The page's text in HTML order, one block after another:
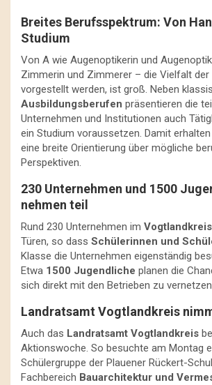
Breites Berufsspektrum: Von
Studium
Von A wie Augenoptikerin und
Zimmerin und Zimmerer – die Vielfalt der
vorgestellt werden, ist groß. Neben
Ausbildungsberufen präsentieren die
Unternehmen und Institutionen auch
ein Studium voraussetzen. Damit
eine breite Orientierung über mögliche
Perspektiven.
230 Unternehmen und 1500
nehmen teil
Rund 230 Unternehmen im Vogtlandkreis
Türen, so dass Schülerinnen und
Klasse die Unternehmen eigenständig
Etwa 1500 Jugendliche planen die
sich direkt mit den Betrieben zu
Landratsamt Vogtlandkreis
Auch das Landratsamt Vogtlandkreis
Aktionswoche. So besuchte am Montag
Schülergruppe der Plauener Rückert-
Fachbereich Bauarchitektur und